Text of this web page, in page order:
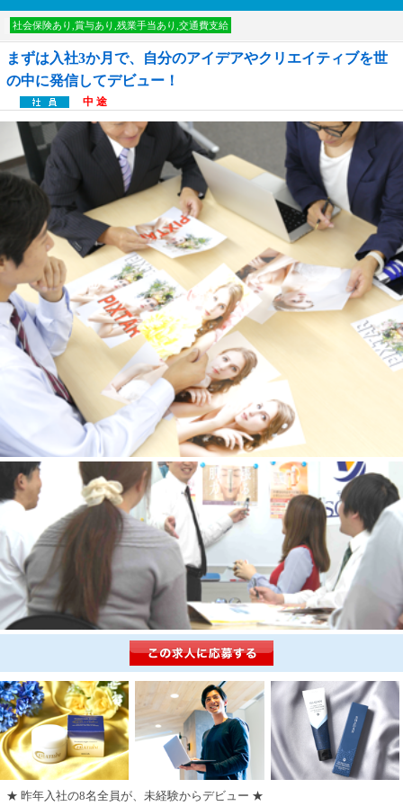
社会保険あり,賞与あり,残業手当あり,交通費支給
まずは入社3か月で、自分のアイデアやクリエイティブを世
の中に発信してデビュー！
中 途
★ 昨年入社の8名全員が、未経験からデビュー ★